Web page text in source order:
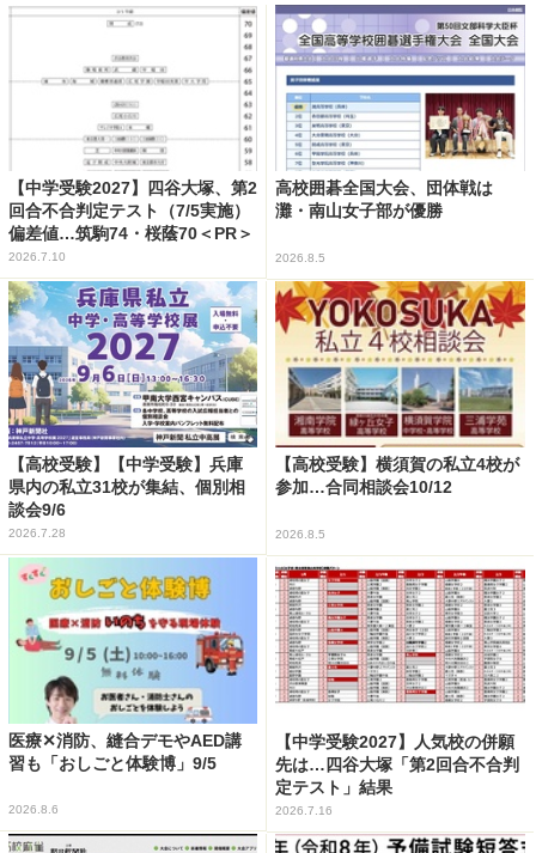
【中学受験2027】四谷大塚、第2
回合不合判定テスト（7/5実施）
偏差値…筑駒74・桜蔭70＜PR＞
2026.7.10
高校囲碁全国大会、団体戦は
灘・南山女子部が優勝
2026.8.5
【高校受験】【中学受験】兵庫
県内の私立31校が集結、個別相
談会9/6
2026.7.28
【高校受験】横須賀の私立4校が
参加…合同相談会10/12
2026.8.5
医療✕消防、縫合デモやAED講
習も「おしごと体験博」9/5
2026.8.6
【中学受験2027】人気校の併願
先は…四谷大塚「第2回合不合判
定テスト」結果
2026.7.16